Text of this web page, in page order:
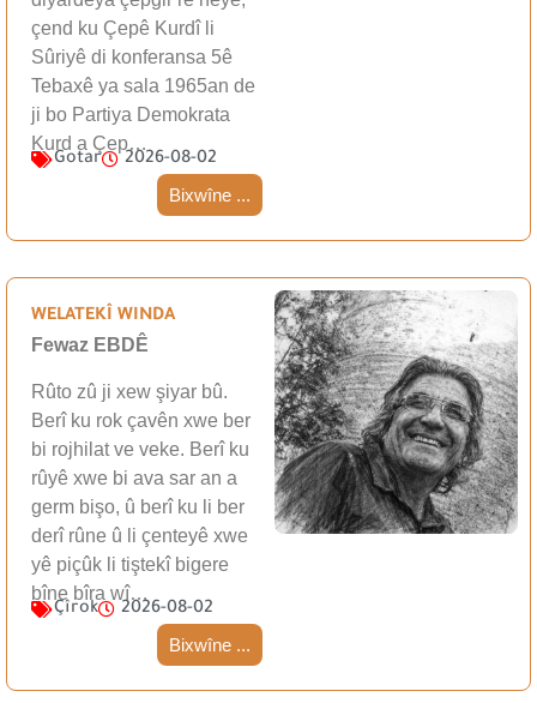
çend ku Çepê Kurdî li
Sûriyê di konferansa 5ê
Tebaxê ya sala 1965an de
ji bo Partiya Demokrata
Kurd a Çep…
Gotar 2026-08-02
Bixwîne ...
WELATEKÎ WINDA
Fewaz EBDÊ
Rûto zû ji xew şiyar bû.
Berî ku rok çavên xwe ber
bi rojhilat ve veke. Berî ku
rûyê xwe bi ava sar an a
germ bişo, û berî ku li ber
derî rûne û li çenteyê xwe
yê piçûk li tiştekî bigere
bîne bîra wî…
Çîrok 2026-08-02
Bixwîne ...